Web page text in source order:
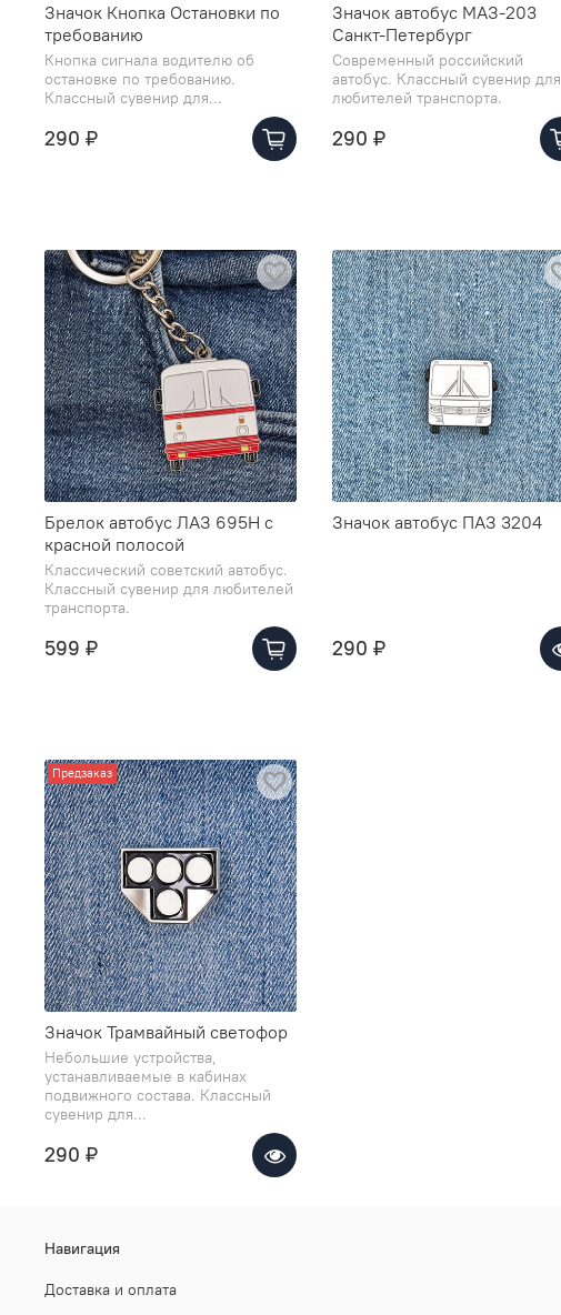
Значок Кнопка Остановки по
требованию
Кнопка сигнала водителю об
остановке по требованию.
Классный сувенир для...
290 ₽
Значок автобус МАЗ-203
Санкт-Петербург
Современный российский
автобус. Классный сувенир для
любителей транспорта.
290 ₽
Брелок автобус ЛАЗ 695Н с
красной полосой
Классический советский автобус.
Классный сувенир для любителей
транспорта.
599 ₽
Значок автобус ПАЗ 3204
290 ₽
Предзаказ
Значок Трамвайный светофор
Небольшие устройства,
устанавливаемые в кабинах
подвижного состава. Классный
сувенир для...
290 ₽
Навигация
Доставка и оплата